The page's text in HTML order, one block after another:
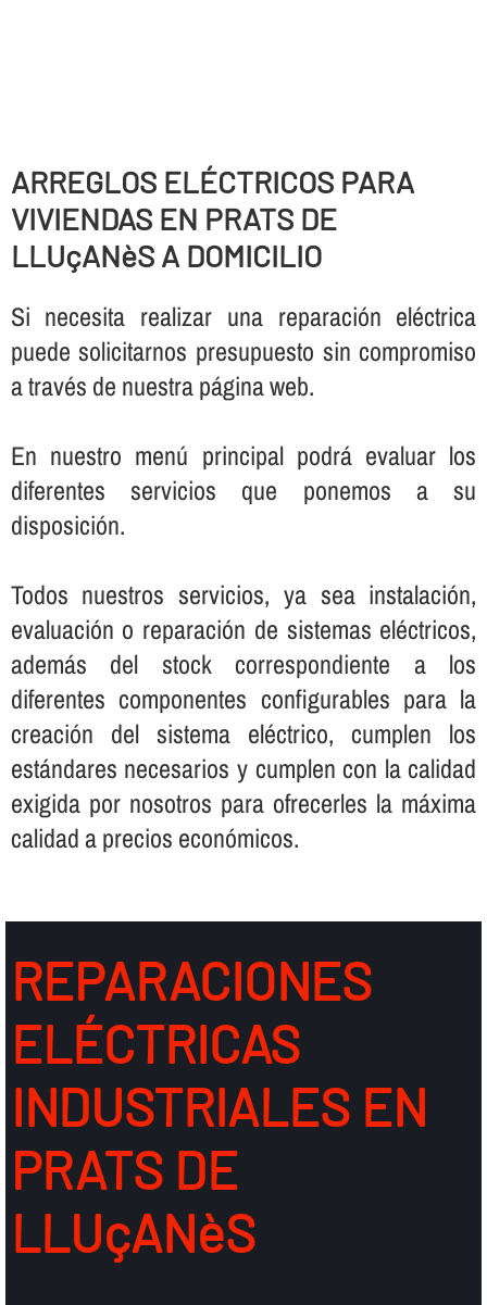
ARREGLOS ELÉCTRICOS PARA
VIVIENDAS EN PRATS DE
LLUçANèS A DOMICILIO
Si necesita realizar una reparación eléctrica
puede solicitarnos presupuesto sin compromiso
a través de nuestra página web.
En nuestro menú principal podrá evaluar los
diferentes servicios que ponemos a su
disposición.
Todos nuestros servicios, ya sea instalación,
evaluación o reparación de sistemas eléctricos,
además del stock correspondiente a los
diferentes componentes configurables para la
creación del sistema eléctrico, cumplen los
estándares necesarios y cumplen con la calidad
exigida por nosotros para ofrecerles la máxima
calidad a precios económicos.
REPARACIONES
ELÉCTRICAS
INDUSTRIALES EN
PRATS DE
LLUçANèS